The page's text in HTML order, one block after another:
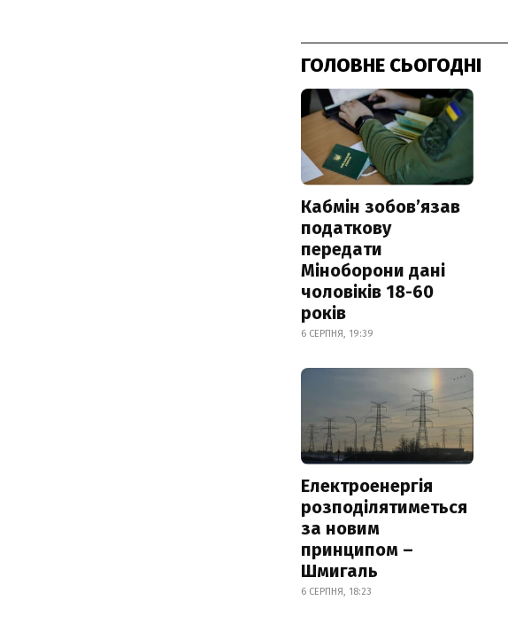
ГОЛОВНЕ СЬОГОДНІ
Кабмін зобовʼязав
податкову
передати
Міноборони дані
чоловіків 18-60
років
6 СЕРПНЯ, 19:39
Електроенергія
розподілятиметься
за новим
принципом –
Шмигаль
6 СЕРПНЯ, 18:23